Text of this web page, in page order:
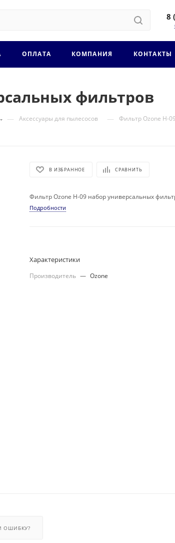
8
ОПЛАТА КОМПАНИЯ КОНТАКТЫ
фильтров
— Аксессуары для пылесосов — Фильтр Ozone H-
В ИЗБРАННОЕ СРАВНИТЬ
Фильтр Ozone H-09 набор универсальных
Подробности
Характеристики
Производитель — Ozone
ОШИБКУ?